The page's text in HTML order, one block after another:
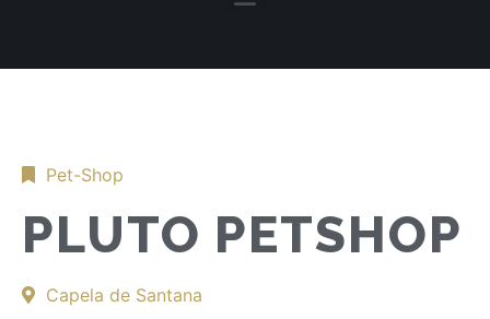
Pet-Shop
PLUTO PETSHOP
Capela de Santana